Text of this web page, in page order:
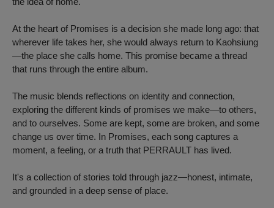
At the heart of Promises is a decision she made long ago: that
wherever life takes her, she would always return to Kaohsiung
—the place she calls home. This promise became a thread
that runs through the entire album.
The music blends reflections on identity and connection,
exploring the different kinds of promises we make—to others,
and to ourselves. Some are kept, some are broken, and some
change us over time. In Promises, each song captures a
moment, a feeling, or a truth that PERRAULT has lived.
It's a collection of stories told through jazz—honest, intimate,
and grounded in a deep sense of place.